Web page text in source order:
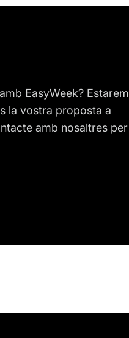
EasyWeek? Estarem
la vostra proposta a
amb nosaltres per